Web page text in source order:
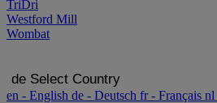
TriDri
Westford Mill
Wombat
de Select Country
en - English de - Deutsch fr- Français nl